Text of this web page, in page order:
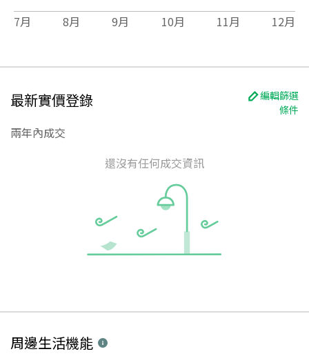
7月 8月 9月 10月 11月 12月
最新實價登錄
編輯篩選
條件
兩年內成交
還沒有任何成交資訊
周邊生活機能